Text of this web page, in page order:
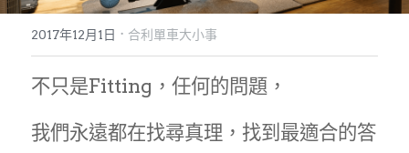
Cannondale
Lapierre
賣場首頁
Cervélo
登錄/註冊
搜索
02-2656-2246
2017年12月1日 · 合利單車大小事
不只是Fitting，任何的問題，
我們永遠都在找尋真理，找到最適合的答